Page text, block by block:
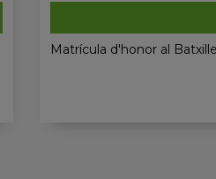
Matrícula d'honor al